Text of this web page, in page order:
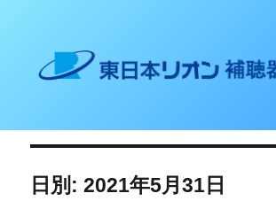
東日本リオン 補聴器ブログ
日別: 2021年5月31日